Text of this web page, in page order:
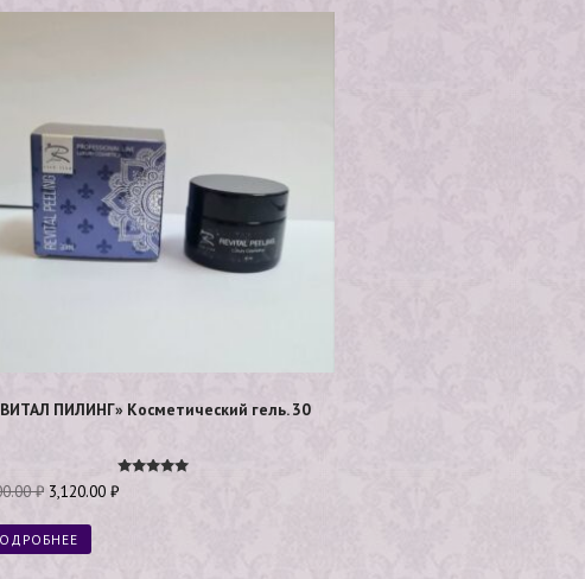
ПИЛИНГ» Косметический гель. 30
Оценка
₽ 3,120.00 ₽